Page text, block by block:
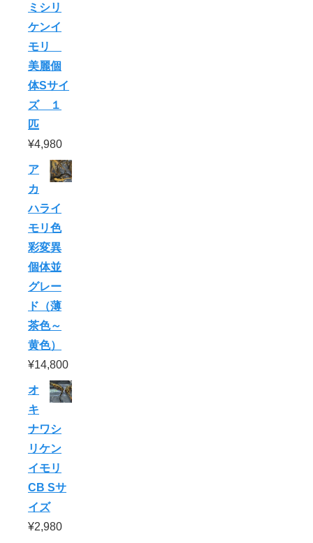
ミシリ
ケンイ
モリ
美麗個
体Sサイ
ズ １
匹
¥4,980
ア
カ
ハライ
モリ色
彩変異
個体並
グレー
ド（薄
茶色～
黄色）
¥14,800
オ
キ
ナワシ
リケン
イモリ
CB Sサ
イズ
¥2,980